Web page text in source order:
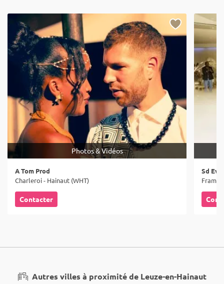
Photos & Vidéos
A Tom Prod
Charleroi - Hainaut (WHT)
Contacter
Sd
Autres villes à proximité de Leuze-en-Hainaut